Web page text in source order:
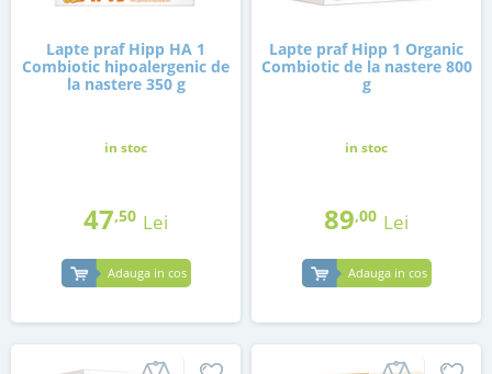
Lapte praf Hipp HA 1
Combiotic hipoalergenic de
la nastere 350 g
in stoc
47,50 Lei
Adauga in cos
Lapte praf Hipp 1 Organic
Combiotic de la nastere 800
g
in stoc
89,00 Lei
Adauga in cos